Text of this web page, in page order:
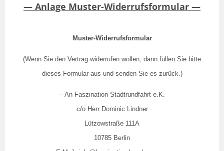
— Anlage Muster-Widerrufsformular —
Muster-Widerrufsformular
(Wenn Sie den Vertrag widerrufen wollen, dann füllen Sie bitte
dieses Formular aus und senden Sie es zurück.)
– An Faszination Stadtrundfahrt e.K.
c/o Herr Dominic Lindner
Lützowstraße 111A
10785 Berlin